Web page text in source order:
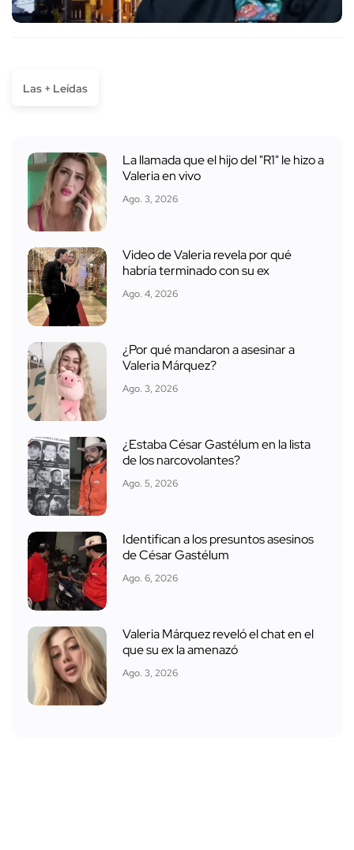
Las + Leídas
La llamada que el hijo del "R1" le hizo a
Valeria en vivo
Ago. 3, 2026
Video de Valeria revela por qué
habría terminado con su ex
Ago. 4, 2026
¿Por qué mandaron a asesinar a
Valeria Márquez?
Ago. 3, 2026
¿Estaba César Gastélum en la lista
de los narcovolantes?
Ago. 5, 2026
Identifican a los presuntos asesinos
de César Gastélum
Ago. 6, 2026
Valeria Márquez reveló el chat en el
que su ex la amenazó
Ago. 3, 2026